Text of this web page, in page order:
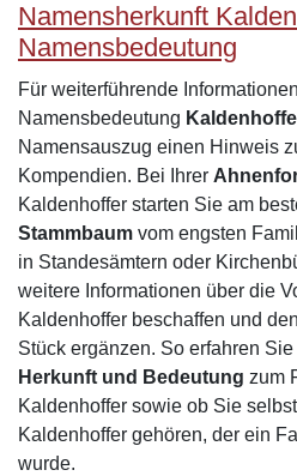
Namensherkunft
Namensbedeutung
Für weiterführende
Namensbedeutung
Namensauszug einen Hinweis
Kompendien. Bei Ihrer
Kaldenhoffer starten Sie am
Stammbaum vom engsten
in Standesämtern oder
weitere Informationen über die
Kaldenhoffer beschaffen und
Stück ergänzen. So erfahren
Herkunft und Bedeutung zum
Kaldenhoffer sowie ob Sie
Kaldenhoffer gehören, der ein
wurde.